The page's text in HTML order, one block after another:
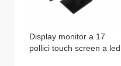
Display monitor a 17
pollici touch screen a led